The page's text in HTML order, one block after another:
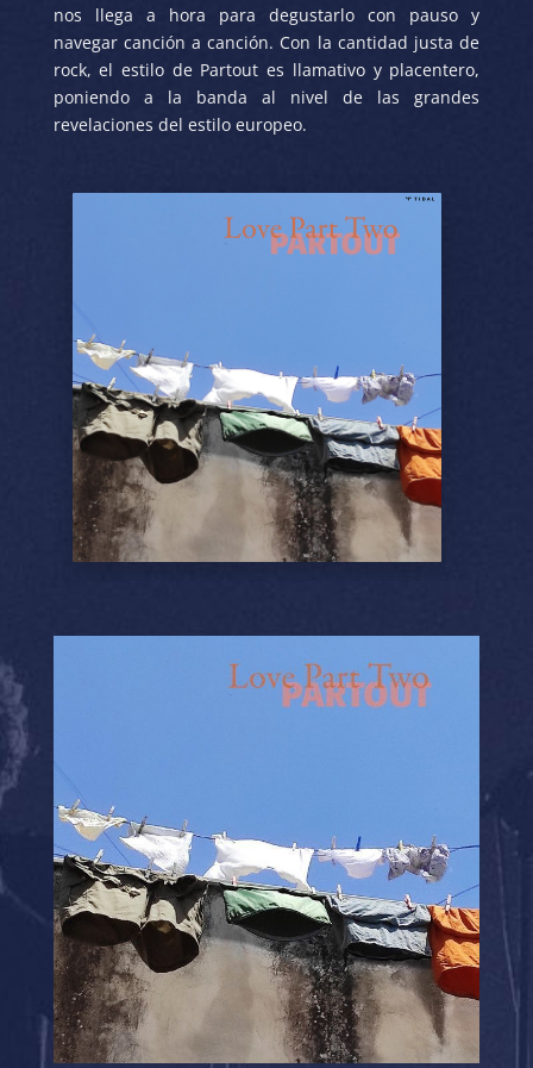
nos llega a hora para degustarlo con pauso y
navegar canción a canción. Con la cantidad justa de
rock, el estilo de Partout es llamativo y placentero,
poniendo a la banda al nivel de las grandes
revelaciones del estilo europeo.